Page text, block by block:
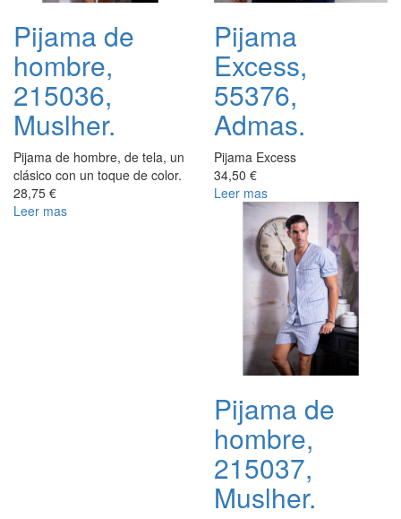
Pijama de
hombre,
215036,
Muslher.
Pijama de hombre, de tela, un
clásico con un toque de color.
28,75 €
Leer mas
Pijama
Excess,
55376,
Admas.
Pijama Excess
34,50 €
Leer mas
Pijama de
hombre,
215037,
Muslher.